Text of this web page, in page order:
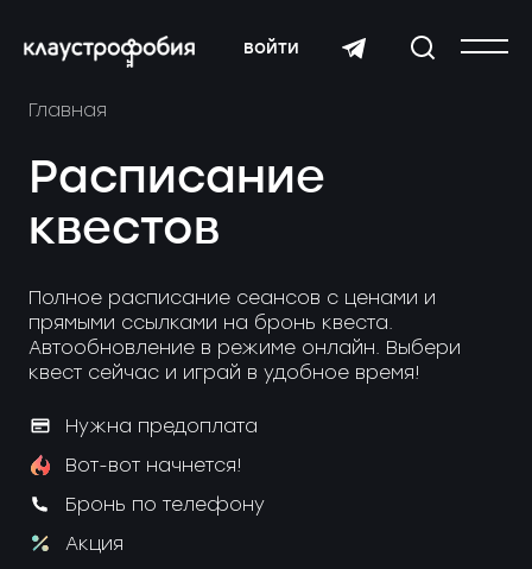
войти
Главная
Расписание
квестов
Полное расписание сеансов с ценами и
прямыми ссылками на бронь квеста.
Автообновление в режиме онлайн. Выбери
квест сейчас и играй в удобное время!
Нужна предоплата
Вот-вот начнется!
Бронь по телефону
Акция